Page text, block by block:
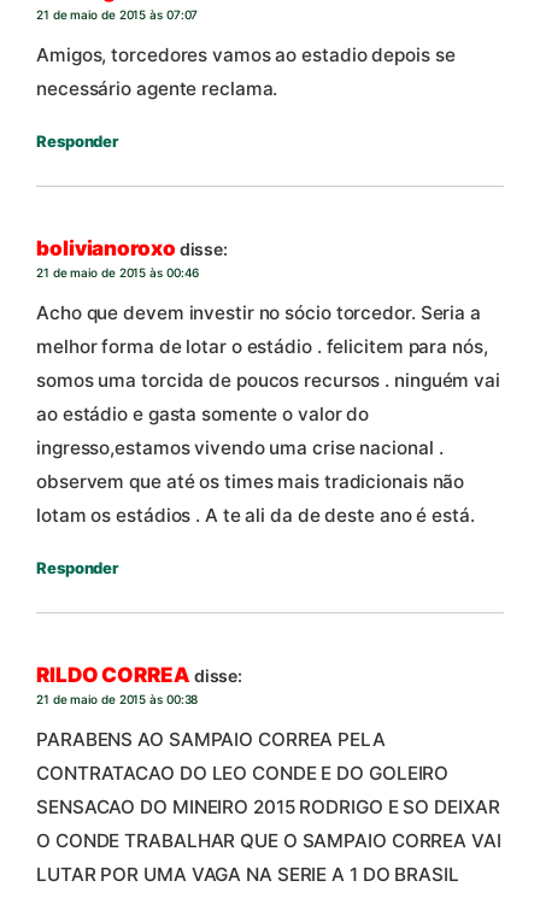
21 de maio de 2015 às 07:07
Amigos, torcedores vamos ao estadio depois se
necessário agente reclama.
Responder
bolivianoroxo disse:
21 de maio de 2015 às 00:46
Acho que devem investir no sócio torcedor. Seria a
melhor forma de lotar o estádio . felicitem para nós,
somos uma torcida de poucos recursos . ninguém vai
ao estádio e gasta somente o valor do
ingresso,estamos vivendo uma crise nacional .
observem que até os times mais tradicionais não
lotam os estádios . A te ali da de deste ano é está.
Responder
RILDO CORREA disse:
21 de maio de 2015 às 00:38
PARABENS AO SAMPAIO CORREA PELA
CONTRATACAO DO LEO CONDE E DO GOLEIRO
SENSACAO DO MINEIRO 2015 RODRIGO E SO DEIXAR
O CONDE TRABALHAR QUE O SAMPAIO CORREA VAI
LUTAR POR UMA VAGA NA SERIE A 1 DO BRASIL